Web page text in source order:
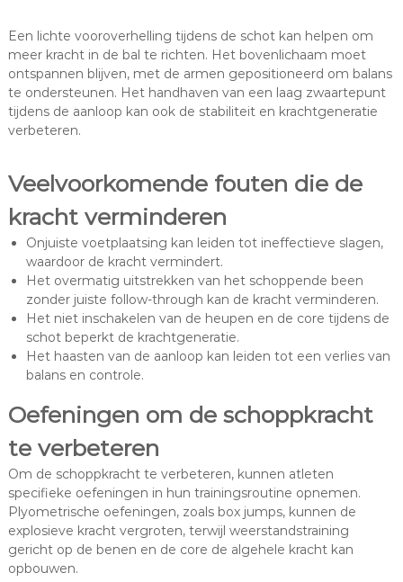
Een lichte vooroverhelling tijdens de schot kan helpen om
meer kracht in de bal te richten. Het bovenlichaam moet
ontspannen blijven, met de armen gepositioneerd om balans
te ondersteunen. Het handhaven van een laag zwaartepunt
tijdens de aanloop kan ook de stabiliteit en krachtgeneratie
verbeteren.
Veelvoorkomende fouten die de
kracht verminderen
Onjuiste voetplaatsing kan leiden tot ineffectieve slagen,
waardoor de kracht vermindert.
Het overmatig uitstrekken van het schoppende been
zonder juiste follow-through kan de kracht verminderen.
Het niet inschakelen van de heupen en de core tijdens de
schot beperkt de krachtgeneratie.
Het haasten van de aanloop kan leiden tot een verlies van
balans en controle.
Oefeningen om de schoppkracht
te verbeteren
Om de schoppkracht te verbeteren, kunnen atleten
specifieke oefeningen in hun trainingsroutine opnemen.
Plyometrische oefeningen, zoals box jumps, kunnen de
explosieve kracht vergroten, terwijl weerstandstraining
gericht op de benen en de core de algehele kracht kan
opbouwen.